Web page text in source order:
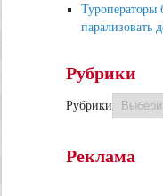
Туроператоры
парализовать
Рубрики
Рубрики
Реклама